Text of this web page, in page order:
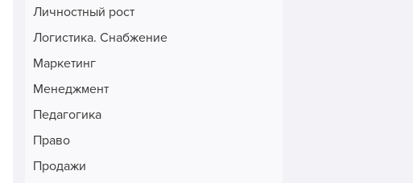
Личностный рост
Логистика. Снабжение
Маркетинг
Менеджмент
Педагогика
Право
Продажи